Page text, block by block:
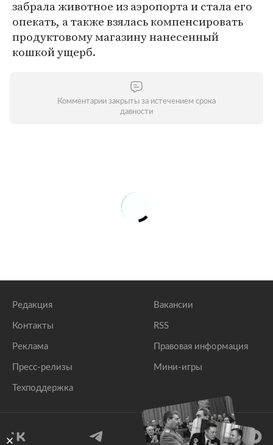
забрала животное из аэропорта и стала его
опекать, а также взялась компенсировать
продуктовому магазину нанесенный
кошкой ущерб.
Комментарии закрыты за истечением срока
давности
Редакция
Контакты
Реклама
Пресс-релизы
Техподдержка
Вакансии
RSS
Правовая информация
Мини-игры